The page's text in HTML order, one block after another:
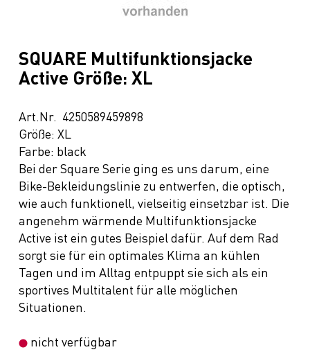
SQUARE Multifunktionsjacke
Active Größe: XL
Art.Nr. 4250589459898
Größe: XL
Farbe: black
Bei der Square Serie ging es uns darum, eine
Bike-Bekleidungslinie zu entwerfen, die optisch,
wie auch funktionell, vielseitig einsetzbar ist. Die
angenehm wärmende Multifunktionsjacke
Active ist ein gutes Beispiel dafür. Auf dem Rad
sorgt sie für ein optimales Klima an kühlen
Tagen und im Alltag entpuppt sie sich als ein
sportives Multitalent für alle möglichen
Situationen.
nicht verfügbar